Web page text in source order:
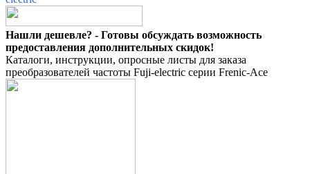
Нашли дешевле? - Готовы обсуждать возможность
предоставления дополнительных скидок!
Каталоги, инструкции, опросные листы для заказа
преобразователей частоты Fuji-electric серии Frenic-Ace